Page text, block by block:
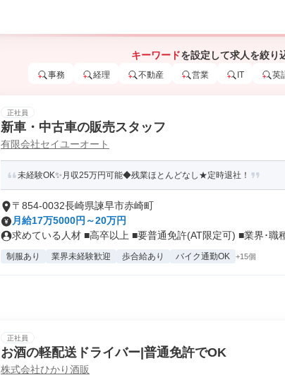
キーワードを設定して求人を絞り
事務 経理 不動産 営業 IT 英
正社員
新車・中古車の販売スタッフ
有限会社セイユーオート
未経験OK✨月収25万円可能◆残業ほとんどなし★定時退社！
〒854-0032長崎県諫早市赤崎町
月給17万5000円～20万円
求めている人材 ■高卒以上 ■要普通免許(AT限定可) ■業界･職
制服あり 業界未経験歓迎 歩合給あり バイク通勤OK +15個
正社員
お酒の軽配送ドライバー|普通免許でOK
株式会社ひかり酒販